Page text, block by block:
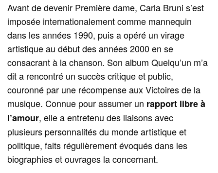
Avant de devenir Première dame, Carla Bruni s’est
imposée internationalement comme mannequin
dans les années 1990, puis a opéré un virage
artistique au début des années 2000 en se
consacrant à la chanson. Son album Quelqu’un m’a
dit a rencontré un succès critique et public,
couronné par une récompense aux Victoires de la
musique. Connue pour assumer un rapport libre à
l’amour, elle a entretenu des liaisons avec
plusieurs personnalités du monde artistique et
politique, faits régulièrement évoqués dans les
biographies et ouvrages la concernant.